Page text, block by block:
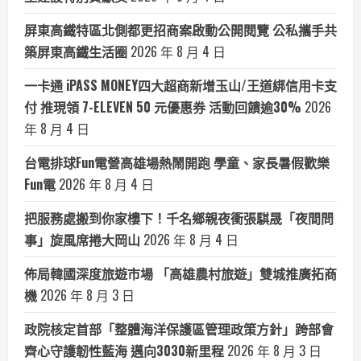
屏東高鐵特區北側都更招商案啟動公開閱覽 公私攜手共
築屏東高鐵生活圈 2026 年 8 月 4 日
一卡通 iPASS MONEY四大超商新增玉山/王道綁信用卡支
付 推現領 7-ELEVEN 50 元優惠券 活動回饋逾30% 2026
年 8 月 4 日
台電排球Fun電營高雄場熱鬧開跑 學童、家長暑假歡樂
Fun電 2026 年 8 月 4 日
把服務處搬到你家樓下！千名鄉親夜衝張騏晟「夜間問
事」旋風席捲大岡山 2026 年 8 月 4 日
佈局韓國深度旅遊市場 「高雄農村旅遊」雙城推廣拓商
機 2026 年 8 月 3 日
政院核定首部「整體海洋保護區管理政策方針」跨部會
齊心守護韌性藍海 邁向3030新里程 2026 年 8 月 3 日